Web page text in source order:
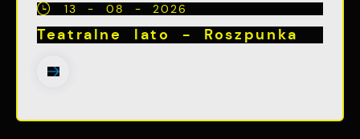
13 - 08 - 2026
Teatralne lato - Roszpunka